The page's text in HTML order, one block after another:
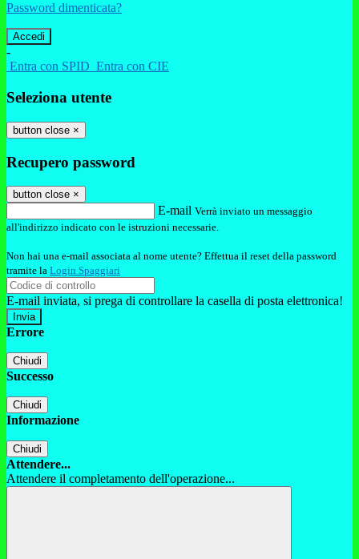
Password dimenticata?
-
Entra con SPID Entra con CIE
Seleziona utente
button close ×
Recupero password
button close ×
E-mail Verrà inviato un messaggio
all'indirizzo indicato con le istruzioni necessarie.
Non hai una e-mail associata al nome utente? Effettua il reset della password
tramite la Login Spaggiari
E-mail inviata, si prega di controllare la casella di posta elettronica!
Errore
Chiudi
Successo
Chiudi
Informazione
Chiudi
Attendere...
Attendere il completamento dell'operazione...